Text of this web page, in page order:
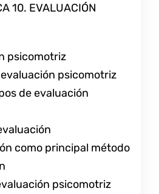
10. EVALUACIÓN
psicomotriz
psicomotriz
de evaluación
como principal método
psicomotriz